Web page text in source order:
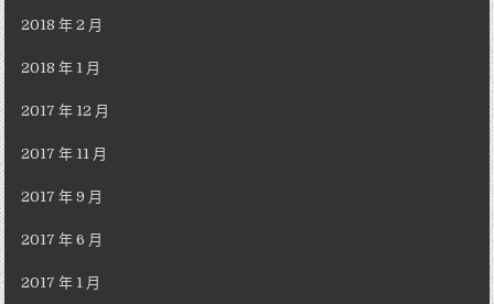
2018 年 2 月
2018 年 1 月
2017 年 12 月
2017 年 11 月
2017 年 9 月
2017 年 6 月
2017 年 1 月